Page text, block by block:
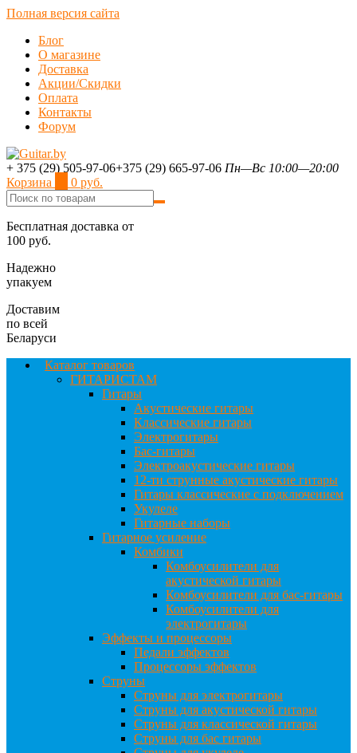
Полная версия сайта
Блог
О магазине
Доставка
Акции/Скидки
Оплата
Контакты
Форум
+ 375 (29) 505-97-06+375 (29) 665-97-06 Пн—Вс 10:00—20:00
Корзина
0 руб.
Бесплатная доставка от
100 руб.
Надежно
упакуем
Доставим
по всей
Беларуси
Каталог товаров
ГИТАРИСТАМ
Гитары
Акустические гитары
Классические гитары
Электрогитары
Бас-гитары
Электроакустические гитары
12-ти струнные акустические гитары
Гитары классические с подключением
Укулеле
Гитарные наборы
Гитарное усиление
Комбики
Комбоусилители для
акустической гитары
Комбоусилители для бас-гитары
Комбоусилители для
электрогитары
Эффекты и процессоры
Педали эффектов
Процессоры эффектов
Струны
Струны для электрогитары
Струны для акустической гитары
Струны для классической гитары
Струны для бас гитары